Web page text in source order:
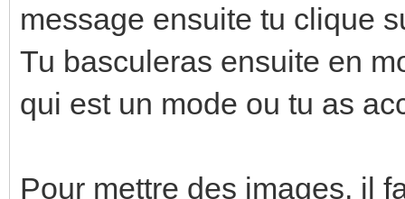
message ensuite tu clique
Tu basculeras ensuite en
qui est un mode ou tu as
Pour mettre des images, il